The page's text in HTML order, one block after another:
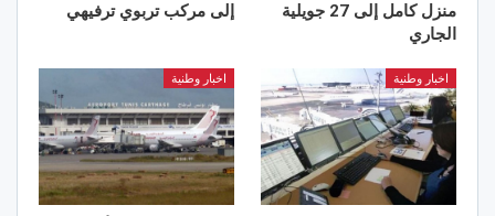
منزل كامل إلى 27 جويلية
الجاري
إلى مركب تربوي ترفيهي
اخبار وطنية اخبار وطنية